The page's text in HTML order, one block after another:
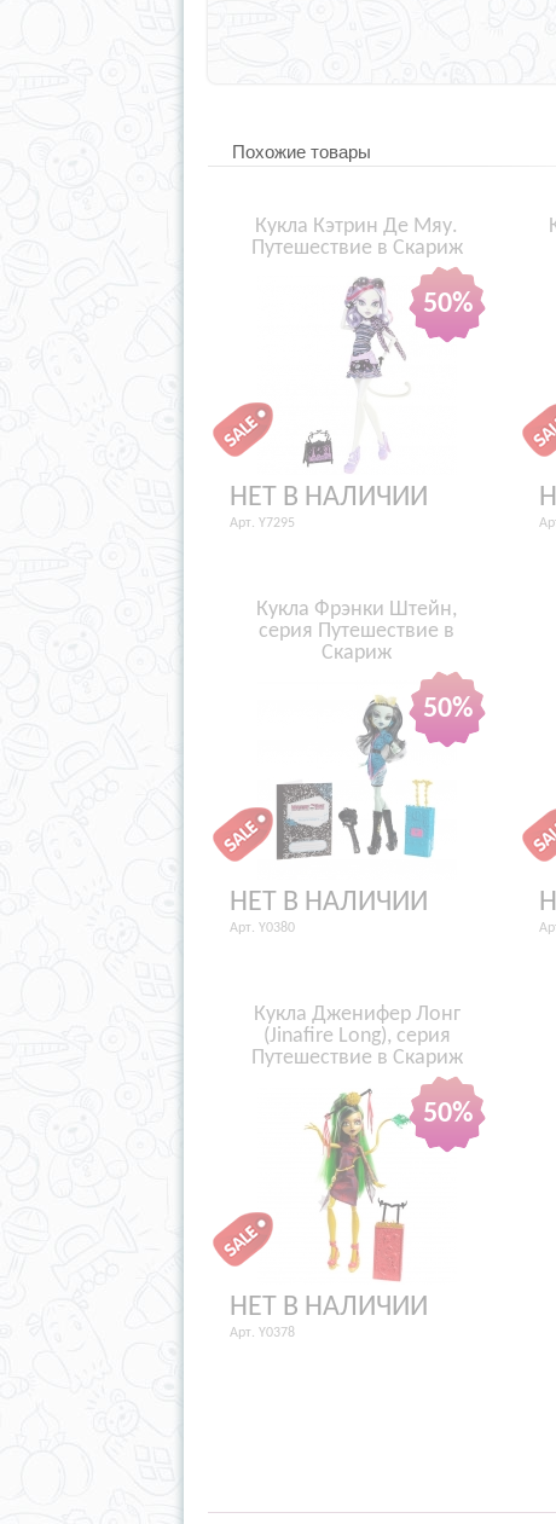
Похожие товары
50%
Кукла Кэтрин Де Мяу.
Путешествие в Скариж
НЕТ В НАЛИЧИИ
Арт. Y7295
50%
Кукла Фрэнки Штейн,
серия Путешествие в
Скариж
НЕТ В НАЛИЧИИ
Арт. Y0380
50%
Кукла Дженифер Лонг
(Jinafire Long), серия
Путешествие в Скариж
НЕТ В НАЛИЧИИ
Арт. Y0378